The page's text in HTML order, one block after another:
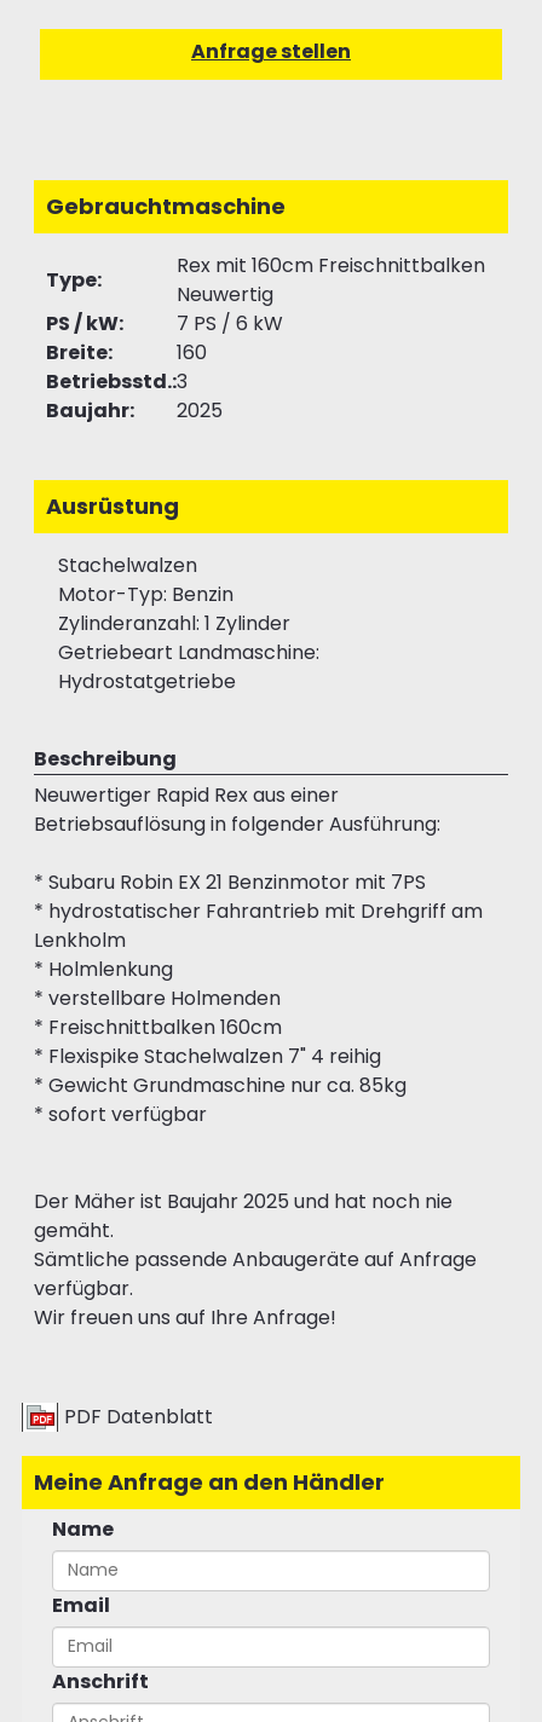
Gebrauchtmaschine
Type:
Rex mit 160cm Freischnittbalken
Neuwertig
PS / kW:
7 PS / 6 kW
Breite:
160
Betriebsstd.:3
Baujahr:
2025
Ausrüstung
Stachelwalzen
Motor-Typ: Benzin
Zylinderanzahl: 1 Zylinder
Getriebeart Landmaschine:
Hydrostatgetriebe
Beschreibung
Neuwertiger Rapid Rex aus einer
Betriebsauflösung in folgender Ausführung:
* Subaru Robin EX 21 Benzinmotor mit 7PS
* hydrostatischer Fahrantrieb mit Drehgriff am
Lenkholm
* Holmlenkung
* verstellbare Holmenden
* Freischnittbalken 160cm
* Flexispike Stachelwalzen 7" 4 reihig
* Gewicht Grundmaschine nur ca. 85kg
* sofort verfügbar
Der Mäher ist Baujahr 2025 und hat noch nie
gemäht.
Sämtliche passende Anbaugeräte auf Anfrage
verfügbar.
Wir freuen uns auf Ihre Anfrage!
PDF Datenblatt
Meine Anfrage an den Händler
Name
Email
Anschrift